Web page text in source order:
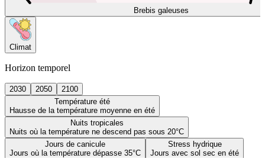
Brebis galeuses
Climat
Horizon temporel
2030 2050
2100
Température été
Hausse de la température moyenne en été
Nuits tropicales
Nuits où la température ne descend pas sous 20°C
Jours de canicule
Jours où la température dépasse 35°C
Stress hydrique
Jours avec sol sec en été